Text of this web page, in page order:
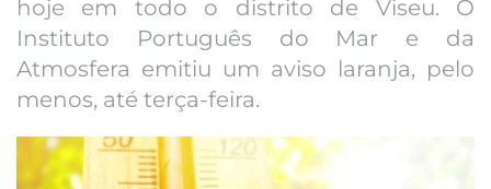
hoje em todo o distrito de Viseu. O
Instituto Português do Mar e da
Atmosfera emitiu um aviso laranja, pelo
menos, até terça-feira.